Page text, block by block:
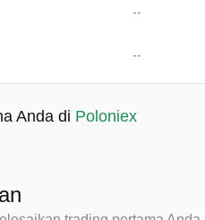
--
--
Anda di Poloniex